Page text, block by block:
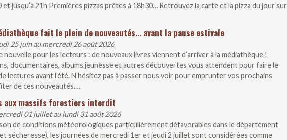
et jusqu’à 21h Premières pizzas prêtes à 18h30… Retrouvez la carte et la pizza du jour sur
fait le plein de nouveautés… avant la pause estivale
25 juin au mercredi 26 août 2026
nouvelle pour les lecteurs : de nouveaux livres viennent d’arriver à la médiathèque !
documentaires, albums jeunesse et autres découvertes vous attendent pour faire le
lectures avant l’été. N’hésitez pas à passer nous voir pour emprunter vos prochains
de ces nouveautés.…
aux massifs forestiers interdit
01 juillet au lundi 31 août 2026
de conditions météorologiques particulièrement défavorables dans le département
sécheresse), les journées de mercredi 1er et jeudi 2 juillet sont considérées comme